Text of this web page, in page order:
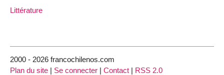
Littérature
2000 - 2026 francochilenos.com
Plan du site | Se connecter | Contact | RSS 2.0